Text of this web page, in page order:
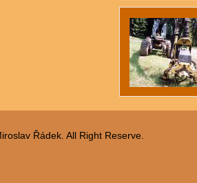
Řádek. All Right Reserve.